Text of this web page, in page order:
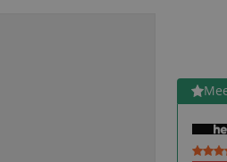
Bekijk